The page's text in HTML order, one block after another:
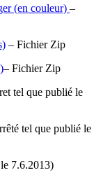
(en couleur) –
– Fichier Zip
– Fichier Zip
tel que publié le
tel que publié le
7.6.2013)